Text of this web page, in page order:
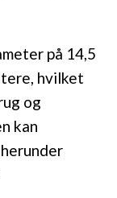
på 14,5
hvilket
og
kan